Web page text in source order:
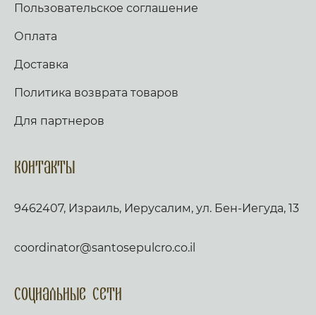
Пользовательское соглашение
Оплата
Доставка
Политика возврата товаров
Для партнеров
Контакты
9462407, Израиль, Иерусалим, ул. Бен-Иегуда, 13
coordinator@santosepulcro.co.il
Социальные сети